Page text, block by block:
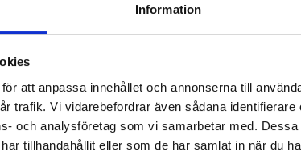
Information
att anpassa innehållet och annonserna till
trafik. Vi vidarebefordrar även sådana identifierare
och analysföretag som vi samarbetar med.
tillhandahållit eller som de har samlat in när du
Art.nr: 12439
med ett exklusivt unikt “Lotus”-motiv, designat för att
den har funktionen att fungera som ett skyddande